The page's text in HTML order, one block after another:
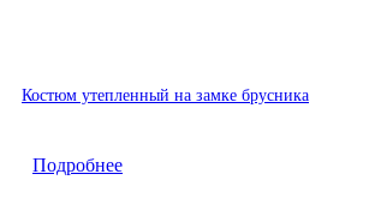
Костюм утепленный на замке брусника
Подробнее